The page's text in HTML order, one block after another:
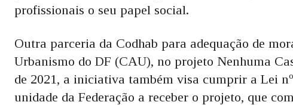
profissionais o seu papel social.
Outra parceria da Codhab para adequação de
Urbanismo do DF (CAU), no projeto Nenhuma
de 2021, a iniciativa também visa cumprir a Lei
unidade da Federação a receber o projeto, que